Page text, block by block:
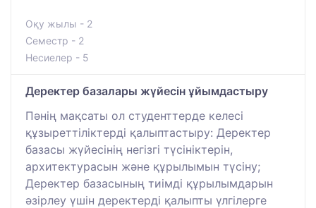
Оқу жылы - 2
Семестр - 2
Несиелер - 5
Деректер базалары жүйесін ұйымдастыру
Пәнің мақсаты ол студенттерде келесі
құзыреттіліктерді қалыптастыру: Деректер
базасы жүйесінің негізгі түсініктерін,
архитектурасын және құрылымын түсіну;
Деректер базасының тиімді құрылымдарын
әзірлеу үшін деректерді қалыпты үлгілерге